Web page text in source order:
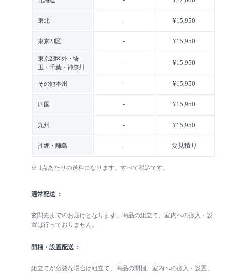
東北 - ¥15,950
東京23区 - ¥15,950
東京23区外・埼
玉・千葉・神奈川
- ¥15,950
その他本州 - ¥15,950
四国 - ¥15,950
九州 - ¥15,950
沖縄・離島 - 要見積り
※ 1点あたりの送料になります。すべて税込です。
通常配送
玄関先までのお届けとなります。商品の組立て、室内への搬入・設
置は行っておりません。
開梱・設置配送
組立てが必要な場合は組立て、商品の開梱、室内への搬入・設置、